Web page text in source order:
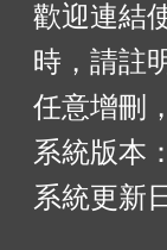
歡迎連結
時，請註
任意增刪
系統版本：
系統更新